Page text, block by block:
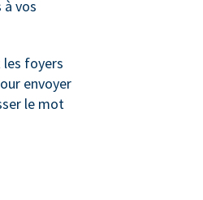
vos
foyers
envoyer
le mot